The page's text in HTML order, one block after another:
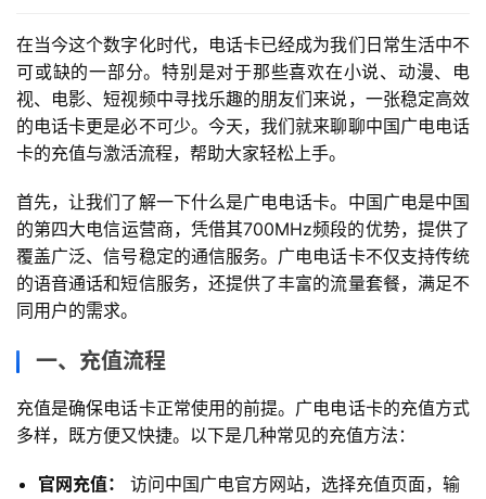
在当今这个数字化时代，电话卡已经成为我们日常生活中不
可或缺的一部分。特别是对于那些喜欢在小说、动漫、电
视、电影、短视频中寻找乐趣的朋友们来说，一张稳定高效
的电话卡更是必不可少。今天，我们就来聊聊中国广电电话
卡的充值与激活流程，帮助大家轻松上手。
首先，让我们了解一下什么是广电电话卡。中国广电是中国
的第四大电信运营商，凭借其700MHz频段的优势，提供了
覆盖广泛、信号稳定的通信服务。广电电话卡不仅支持传统
的语音通话和短信服务，还提供了丰富的流量套餐，满足不
同用户的需求。
一、充值流程
充值是确保电话卡正常使用的前提。广电电话卡的充值方式
多样，既方便又快捷。以下是几种常见的充值方法：
官网充值：
访问中国广电官方网站，选择充值页面，输